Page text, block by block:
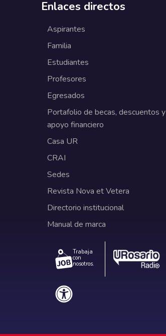
Enlaces directos
Aspirantes
Familia
Estudiantes
Profesores
Egresados
Portafolio de becas, descuentos y
apoyo financiero
Casa UR
CRAI
Sedes
Revista Nova et Vetera
Directorio institucional
Manual de marca
Trabaja
con
nosotros.